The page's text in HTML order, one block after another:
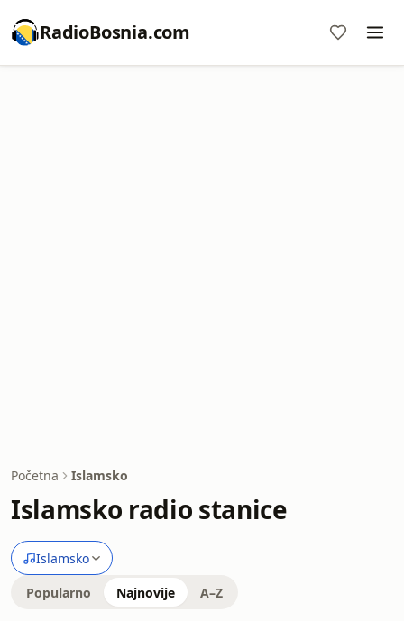
RadioBosnia.com
Početna Islamsko
Islamsko radio stanice
Islamsko
Popularno Najnovije A–Z